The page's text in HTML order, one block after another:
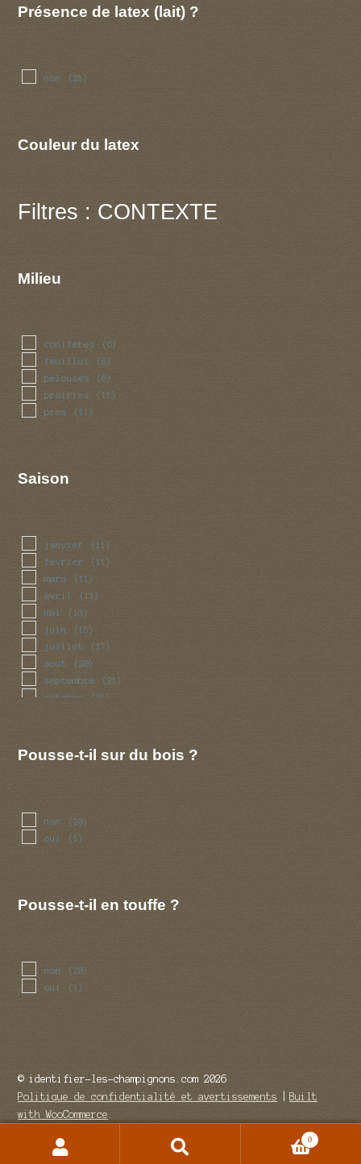
Présence de latex (lait) ?
non (21)
Couleur du latex
Filtres : CONTEXTE
Milieu
coniferes (6)
feuillus (8)
pelouses (6)
prairies (11)
pres (11)
Saison
janvier (11)
fevrier (11)
mars (11)
avril (11)
mai (13)
juin (15)
juillet (17)
aout (20)
septembre (21)
octobre (21)
Pousse-t-il sur du bois ?
non (20)
oui (1)
Pousse-t-il en touffe ?
non (20)
oui (1)
© identifier-les-champignons.com 2026
Politique de confidentialité et avertissements
Built
with WooCommerce
Recherche
0